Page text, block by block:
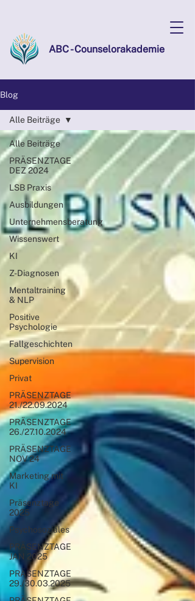
ABC - Counselorakademie
Blog
Alle Beiträge
PRÄSENZTAGE
DEZ 2024
LSB Praxis
Ausbildungen
Unternehmensberatung
Wissenswert
KI
Z-Diagnosen
Mentaltraining
& NLP
Positive
Psychologie
Fallgeschichten
Supervision
Privat
PRÄSENZTAGE
21./22.09.2024
PRÄSENZTAGE
26./27.10.2024
PRÄSENZTAGE
NOV 24
Marketing mit
KI
Präsenztage
2025
Psychosoziales
PRÄSENZTAGE
JAN 2025
PRÄSENZTAGE
29./30.03.2025
Alle Beiträge